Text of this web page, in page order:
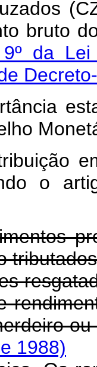
bruto
9º da
o
ou
1988)